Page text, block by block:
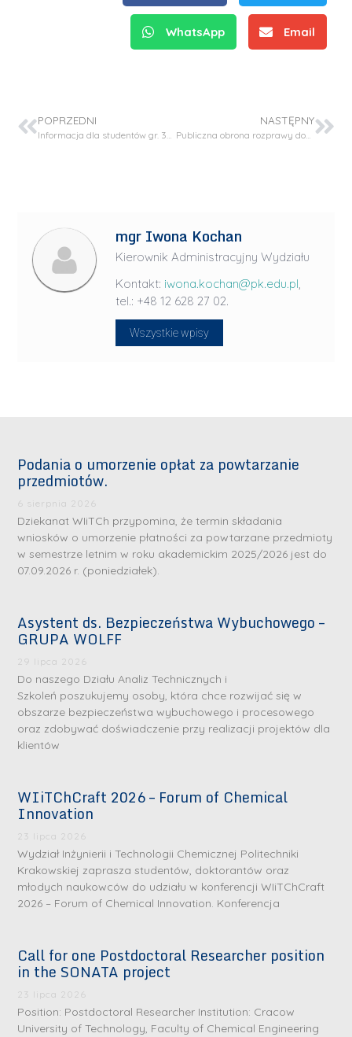
WhatsApp Email
POPRZEDNI
Informacja dla studentów gr. 30-35T1, 30-31I1
NASTĘPNY
Publiczna obrona rozprawy doktorskiej – mgr inż. Elżbieta Bogdan
mgr Iwona Kochan
Kierownik Administracyjny Wydziału
Kontakt: iwona.kochan@pk.edu.pl,
tel.: +48 12 628 27 02.
Wszystkie wpisy
Podania o umorzenie opłat za powtarzanie
przedmiotów.
6 sierpnia 2026
Dziekanat WIiTCh przypomina, że termin składania
wniosków o umorzenie płatności za powtarzane przedmioty
w semestrze letnim w roku akademickim 2025/2026 jest do
07.09.2026 r. (poniedziałek).
Asystent ds. Bezpieczeństwa Wybuchowego –
GRUPA WOLFF
29 lipca 2026
Do naszego Działu Analiz Technicznych i
Szkoleń poszukujemy osoby, która chce rozwijać się w
obszarze bezpieczeństwa wybuchowego i procesowego
oraz zdobywać doświadczenie przy realizacji projektów dla
klientów
WIiTChCraft 2026 – Forum of Chemical
Innovation
23 lipca 2026
Wydział Inżynierii i Technologii Chemicznej Politechniki
Krakowskiej zaprasza studentów, doktorantów oraz
młodych naukowców do udziału w konferencji WIiTChCraft
2026 – Forum of Chemical Innovation. Konferencja
Call for one Postdoctoral Researcher position
in the SONATA project
23 lipca 2026
Position: Postdoctoral Researcher Institution: Cracow
University of Technology, Faculty of Chemical Engineering